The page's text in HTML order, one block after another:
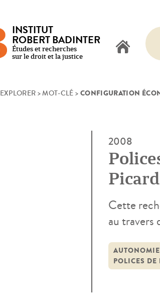
INSTITUT
ROBERT BADINTER
Études et recherches
sur le droit et la justice
EXPLORER >MOT-CLÉ > CONFIGURATION
2008
Cette
au travers
occupent
du droit
AUTONOMIE
POLICES